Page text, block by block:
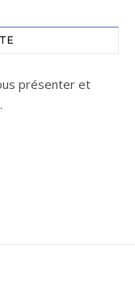
présenter et